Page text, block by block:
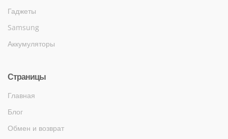
Гаджеты
Samsung
Аккумуляторы
Страницы
Главная
Блог
Обмен и возврат